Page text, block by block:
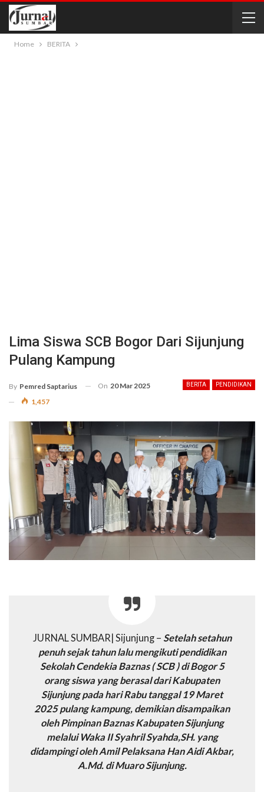
Home BERITA
Lima Siswa SCB Bogor Dari Sijunjung
Pulang Kampung
BERITA PENDIDIKAN
By Pemred Saptarius On 20 Mar 2025
1,457
JURNAL SUMBAR| Sijunjung – Setelah setahun
penuh sejak tahun lalu mengikuti pendidikan
Sekolah Cendekia Baznas ( SCB ) di Bogor 5
orang siswa yang berasal dari Kabupaten
Sijunjung pada hari Rabu tanggal 19 Maret
2025 pulang kampung, demikian disampaikan
oleh Pimpinan Baznas Kabupaten Sijunjung
melalui Waka II Syahril Syahda,SH. yang
didampingi oleh Amil Pelaksana Han Aidi Akbar,
A.Md. di Muaro Sijunjung.